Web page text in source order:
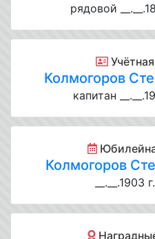
рядовой
Колмогоров
капитан
Колмогоров